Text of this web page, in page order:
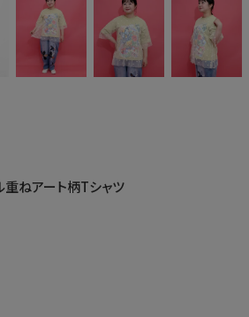
重ねアート柄Tシャツ